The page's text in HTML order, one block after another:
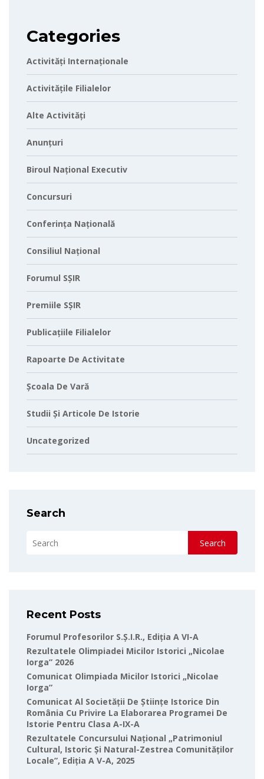
Categories
Activități Internaționale
Activitățile Filialelor
Alte Activități
Anunțuri
Biroul Național Executiv
Concursuri
Conferința Națională
Consiliul Național
Forumul SȘIR
Premiile SȘIR
Publicațiile Filialelor
Rapoarte De Activitate
Școala De Vară
Studii Și Articole De Istorie
Uncategorized
Search
Search
Recent Posts
Forumul Profesorilor S.Ș.I.R., Ediția A VI-A
Rezultatele Olimpiadei Micilor Istorici „Nicolae
Iorga” 2026
Comunicat Olimpiada Micilor Istorici „Nicolae
Iorga”
Comunicat Al Societății De Științe Istorice Din
România Cu Privire La Elaborarea Programei De
Istorie Pentru Clasa A-IX-A
Rezultatele Concursului Național „Patrimoniul
Cultural, Istoric Și Natural-Zestrea Comunităților
Locale”, Ediția A V-A, 2025